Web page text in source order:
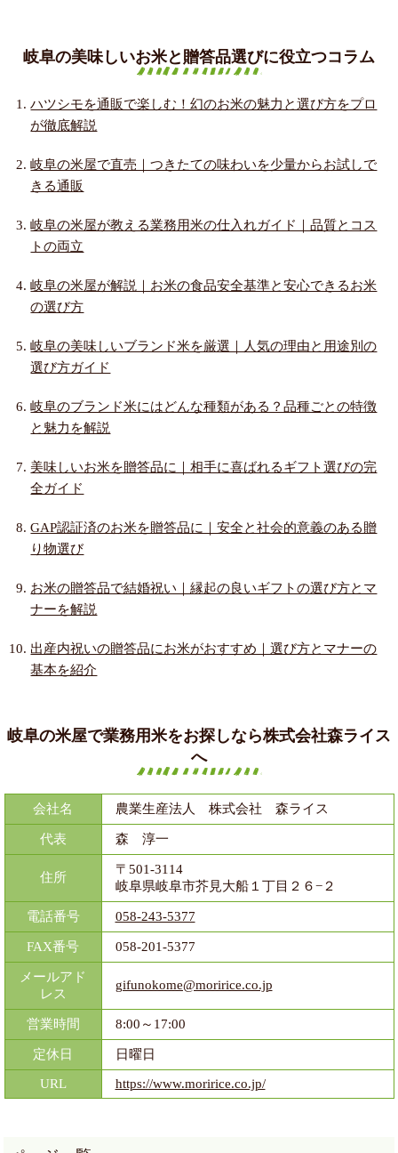
岐阜の美味しいお米と贈答品選びに役立つコラム
ハツシモを通販で楽しむ！幻のお米の魅力と選び方をプロ
が徹底解説
岐阜の米屋で直売｜つきたての味わいを少量からお試しで
きる通販
岐阜の米屋が教える業務用米の仕入れガイド｜品質とコス
トの両立
岐阜の米屋が解説｜お米の食品安全基準と安心できるお米
の選び方
岐阜の美味しいブランド米を厳選｜人気の理由と用途別の
選び方ガイド
岐阜のブランド米にはどんな種類がある？品種ごとの特徴
と魅力を解説
美味しいお米を贈答品に｜相手に喜ばれるギフト選びの完
全ガイド
GAP認証済のお米を贈答品に｜安全と社会的意義のある贈
り物選び
お米の贈答品で結婚祝い｜縁起の良いギフトの選び方とマ
ナーを解説
出産内祝いの贈答品にお米がおすすめ｜選び方とマナーの
基本を紹介
岐阜の米屋で業務用米をお探しなら株式会社森ライス
へ
会社名 農業生産法人 株式会社 森ライス
代表 森 淳一
住所
〒501-3114
岐阜県岐阜市芥見大船１丁目２６−２
電話番号 058-243-5377
FAX番号 058-201-5377
メールアド
レス
gifunokome@moririce.co.jp
営業時間 8:00～17:00
定休日 日曜日
URL https://www.moririce.co.jp/